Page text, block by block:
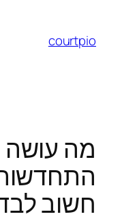
courtpio
מה
התחדשות
חשוב